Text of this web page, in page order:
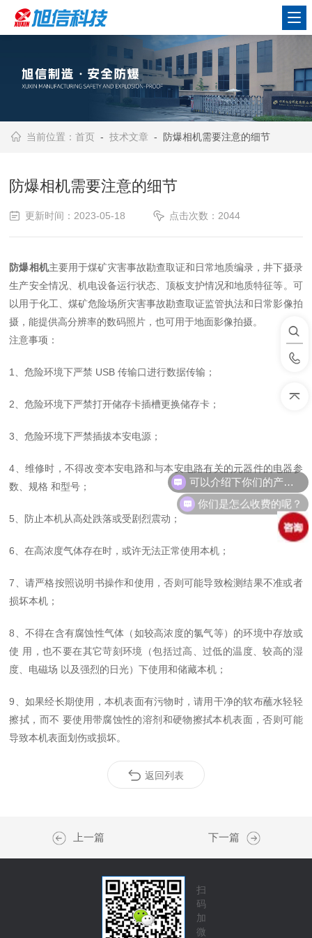
当前位置：首页 -技术文章 - 防爆相机需要注意的细节
防爆相机需要注意的细节
更新时间：2023-05-18 点击次数：2044
防爆相机主要用于煤矿灾害事故勘查取证和日常地质编录，井下摄录
生产安全情况、机电设备运行状态、顶板支护情况和地质特征等。可
以用于化工、煤矿危险场所灾害事故勘查取证监管执法和日常影像拍
摄，能提供高分辨率的数码照片，也可用于地面影像拍摄。
注意事项：
1、危险环境下严禁 USB 传输口进行数据传输；
2、危险环境下严禁打开储存卡插槽更换储存卡；
3、危险环境下严禁插拔本安电源；
4、维修时，不得改变本安电路和与本安电路有关的元器件的电器参
数、规格 和型号；
5、防止本机从高处跌落或受剧烈震动；
6、在高浓度气体存在时，或许无法正常使用本机；
7、请严格按照说明书操作和使用，否则可能导致检测结果不准或者
损坏本机；
8、不得在含有腐蚀性气体（如较高浓度的氯气等）的环境中存放或
使 用，也不要在其它苛刻环境（包括过高、过低的温度、较高的湿
度、电磁场 以及强烈的日光）下使用和储藏本机；
9、如果经长期使用，本机表面有污物时，请用干净的软布蘸水轻轻
擦拭，而不 要使用带腐蚀性的溶剂和硬物擦拭本机表面，否则可能
导致本机表面划伤或损坏。
返回列表
上一篇 下一篇
扫
码
加
微
可以介绍下你们的产品么？
你们是怎么收费的呢？